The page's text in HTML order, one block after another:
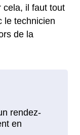
cela, il faut tout
le technicien
de la